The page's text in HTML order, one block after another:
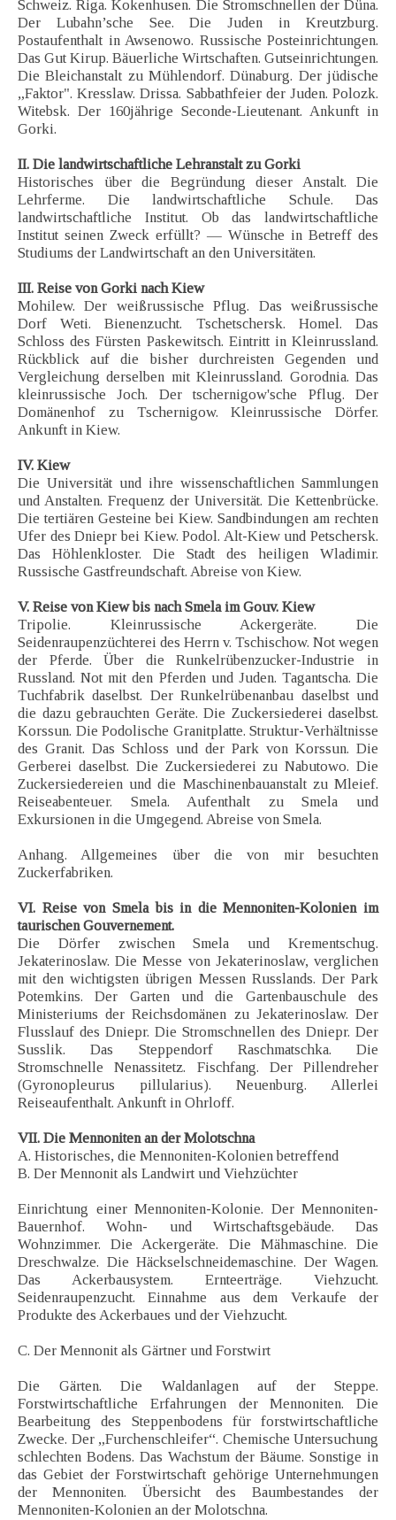
Schweiz. Riga. Kokenhusen. Die Stromschnellen der Düna.
Der Lubahn’sche See. Die Juden in Kreutzburg.
Postaufenthalt in Awsenowo. Russische Posteinrichtungen.
Das Gut Kirup. Bäuerliche Wirtschaften. Gutseinrichtungen.
Die Bleichanstalt zu Mühlendorf. Dünaburg. Der jüdische
„Faktor". Kresslaw. Drissa. Sabbathfeier der Juden. Polozk.
Witebsk. Der 160jährige Seconde-Lieutenant. Ankunft in
Gorki.
II. Die landwirtschaftliche Lehranstalt zu Gorki
Historisches über die Begründung dieser Anstalt. Die
Lehrferme. Die landwirtschaftliche Schule. Das
landwirtschaftliche Institut. Ob das landwirtschaftliche
Institut seinen Zweck erfüllt? — Wünsche in Betreff des
Studiums der Landwirtschaft an den Universitäten.
III. Reise von Gorki nach Kiew
Mohilew. Der weißrussische Pflug. Das weißrussische
Dorf Weti. Bienenzucht. Tschetschersk. Homel. Das
Schloss des Fürsten Paskewitsch. Eintritt in Kleinrussland.
Rückblick auf die bisher durchreisten Gegenden und
Vergleichung derselben mit Kleinrussland. Gorodnia. Das
kleinrussische Joch. Der tschernigow'sche Pflug. Der
Domänenhof zu Tschernigow. Kleinrussische Dörfer.
Ankunft in Kiew.
IV. Kiew
Die Universität und ihre wissenschaftlichen Sammlungen
und Anstalten. Frequenz der Universität. Die Kettenbrücke.
Die tertiären Gesteine bei Kiew. Sandbindungen am rechten
Ufer des Dniepr bei Kiew. Podol. Alt-Kiew und Petschersk.
Das Höhlenkloster. Die Stadt des heiligen Wladimir.
Russische Gastfreundschaft. Abreise von Kiew.
V. Reise von Kiew bis nach Smela im Gouv. Kiew
Tripolie. Kleinrussische Ackergeräte. Die
Seidenraupenzüchterei des Herrn v. Tschischow. Not wegen
der Pferde. Über die Runkelrübenzucker-Industrie in
Russland. Not mit den Pferden und Juden. Tagantscha. Die
Tuchfabrik daselbst. Der Runkelrübenanbau daselbst und
die dazu gebrauchten Geräte. Die Zuckersiederei daselbst.
Korssun. Die Podolische Granitplatte. Struktur-Verhältnisse
des Granit. Das Schloss und der Park von Korssun. Die
Gerberei daselbst. Die Zuckersiederei zu Nabutowo. Die
Zuckersiedereien und die Maschinenbauanstalt zu Mleief.
Reiseabenteuer. Smela. Aufenthalt zu Smela und
Exkursionen in die Umgegend. Abreise von Smela.
Anhang. Allgemeines über die von mir besuchten
Zuckerfabriken.
VI. Reise von Smela bis in die Mennoniten-Kolonien im
taurischen Gouvernement.
Die Dörfer zwischen Smela und Krementschug.
Jekaterinoslaw. Die Messe von Jekaterinoslaw, verglichen
mit den wichtigsten übrigen Messen Russlands. Der Park
Potemkins. Der Garten und die Gartenbauschule des
Ministeriums der Reichsdomänen zu Jekaterinoslaw. Der
Flusslauf des Dniepr. Die Stromschnellen des Dniepr. Der
Susslik. Das Steppendorf Raschmatschka. Die
Stromschnelle Nenassitetz. Fischfang. Der Pillendreher
(Gyronopleurus pillularius). Neuenburg. Allerlei
Reiseaufenthalt. Ankunft in Ohrloff.
VII. Die Mennoniten an der Molotschna
A. Historisches, die Mennoniten-Kolonien betreffend
B. Der Mennonit als Landwirt und Viehzüchter
Einrichtung einer Mennoniten-Kolonie. Der Mennoniten-
Bauernhof. Wohn- und Wirtschaftsgebäude. Das
Wohnzimmer. Die Ackergeräte. Die Mähmaschine. Die
Dreschwalze. Die Häckselschneidemaschine. Der Wagen.
Das Ackerbausystem. Ernteerträge. Viehzucht.
Seidenraupenzucht. Einnahme aus dem Verkaufe der
Produkte des Ackerbaues und der Viehzucht.
C. Der Mennonit als Gärtner und Forstwirt
Die Gärten. Die Waldanlagen auf der Steppe.
Forstwirtschaftliche Erfahrungen der Mennoniten. Die
Bearbeitung des Steppenbodens für forstwirtschaftliche
Zwecke. Der „Furchenschleifer“. Chemische Untersuchung
schlechten Bodens. Das Wachstum der Bäume. Sonstige in
das Gebiet der Forstwirtschaft gehörige Unternehmungen
der Mennoniten. Übersicht des Baumbestandes der
Mennoniten-Kolonien an der Molotschna.